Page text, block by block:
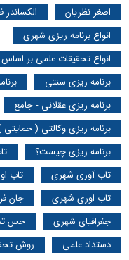
اصغر نظریان
انواع برنامه ریزی شهری
انواع تحقیقات علمی بر
برنامه ریزی سنتی
برنامه ریزی عقلانی - جامع
برنامه ریزی وکالتی ( حمایتی
برنامه ریزی چیست؟
تاب آوری شهری
تاب
تاب اوری شهری
جان
جغرافیای شهری
حس
دستداد علمی
روش